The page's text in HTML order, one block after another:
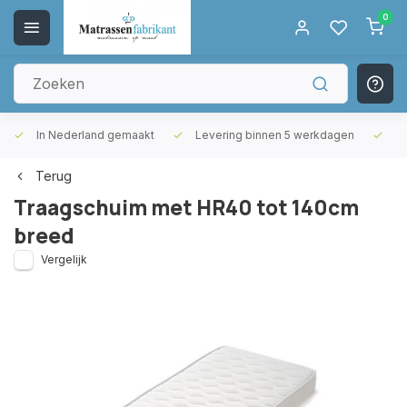
0
In Nederland gemaakt Levering binnen 5 werkdagen
Terug
Traagschuim met HR40 tot 140cm
breed
Vergelijk